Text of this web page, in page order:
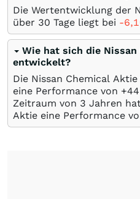
Die Wertentwicklung der
über 30 Tage liegt bei -
Wie hat sich die
entwickelt?
Die Nissan Chemical
eine Performance von
Zeitraum von 3 Jahren
Aktie eine Performance